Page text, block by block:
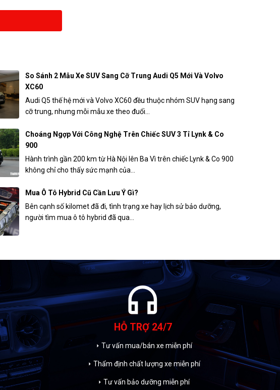
So Sánh 2 Mẫu Xe SUV Sang Cỡ Trung Audi Q5 Mới Và Volvo
XC60
Audi Q5 thế hệ mới và Volvo XC60 đều thuộc nhóm SUV hạng sang
cỡ trung, nhưng mỗi mẫu xe theo đuổi...
Choáng Ngợp Với Công Nghệ Trên Chiếc SUV 3 Tỉ Lynk & Co
900
Hành trình gần 200 km từ Hà Nội lên Ba Vì trên chiếc Lynk & Co 900
không chỉ cho thấy sức mạnh của...
Mua Ô Tô Hybrid Cũ Cần Lưu Ý Gì?
Bên cạnh số kilomet đã đi, tình trạng xe hay lịch sử bảo dưỡng,
người tìm mua ô tô hybrid đã qua...
headphones
HỖ TRỢ 24/7
arrow_right Tư vấn mua/bán xe miễn phí
arrow_right Thẩm định chất lượng xe miễn phí
arrow_right Tư vấn bảo dưỡng miễn phí